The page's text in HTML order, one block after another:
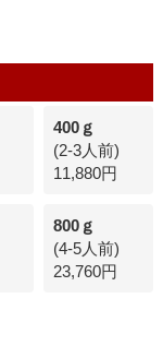
400ｇ
(2-3人前)
11,880円
800ｇ
(4-5人前)
23,760円